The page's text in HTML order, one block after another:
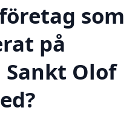
som
på
Olof